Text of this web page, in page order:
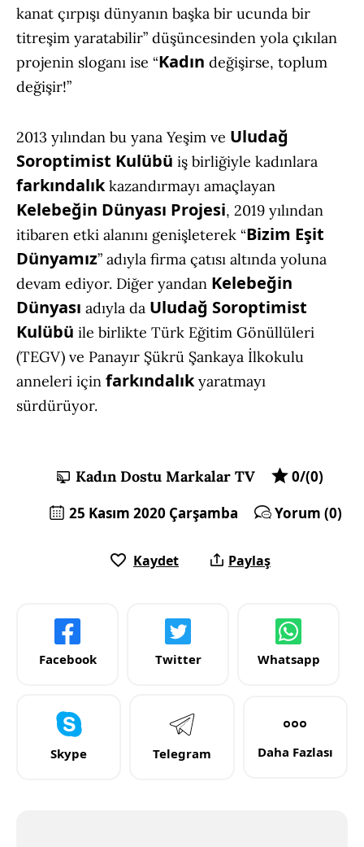
kanat çırpışı dünyanın başka bir ucunda bir
titreşim yaratabilir” düşüncesinden yola çıkılan
projenin sloganı ise “Kadın değişirse, toplum
değişir!”
2013 yılından bu yana Yeşim ve Uludağ
Soroptimist Kulübü iş birliğiyle kadınlara
farkındalıkkazandırmayı amaçlayan
Kelebeğin Dünyası Projesi, 2019 yılından
itibaren etki alanını genişleterek “Bizim Eşit
Dünyamız” adıyla firma çatısı altında yoluna
devam ediyor. Diğer yandan Kelebeğin
Dünyası adıyla da Uludağ Soroptimist
Kulübü ile birlikte Türk Eğitim Gönüllüleri
(TEGV) ve Panayır Şükrü Şankaya İlkokulu
anneleri için farkındalıkyaratmayı
sürdürüyor.
Kadın Dostu Markalar TV
0/(0)
25 Kasım 2020 Çarşamba
Yorum (0)
Kaydet Paylaş
Facebook Twitter Whatsapp
Skype Telegram Daha Fazlası